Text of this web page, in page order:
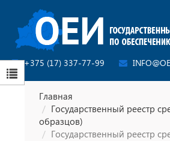
+375 (17) 337-77-99
Главная
Государственный реестр
образцов)
Государственный реестр